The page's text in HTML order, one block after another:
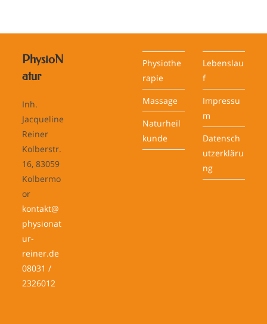
PhysioN
atur
Inh.
Jacqueline
Reiner
Kolberstr.
16, 83059
Kolbermo
or
kontakt@
physionat
ur-
reiner.de
08031 /
2326012
Physiothe
rapie
Massage
Naturheil
kunde
Lebenslau
f
Impressu
m
Datensch
utzerkläru
ng